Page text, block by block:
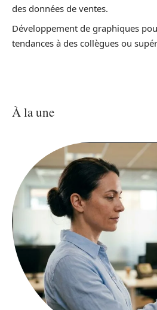
des données de ventes.
Développement de graphiques
tendances à des collègues ou
À la une